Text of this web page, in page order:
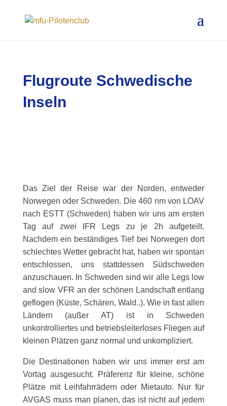
Flugroute Schwedische
Inseln
Das Ziel der Reise war der Norden, entweder
Norwegen oder Schweden. Die 460 nm von LOAV
nach ESTT (Schweden) haben wir uns am ersten
Tag auf zwei IFR Legs zu je 2h aufgeteilt.
Nachdem ein beständiges Tief bei Norwegen dort
schlechtes Wetter gebracht hat, haben wir spontan
entschlossen, uns stattdessen Südschweden
anzuschauen. In Schweden sind wir alle Legs low
and slow VFR an der schönen Landschaft entlang
geflogen (Küste, Schären, Wald..). Wie in fast allen
Ländern (außer AT) ist in Schweden
unkontrolliertes und betriebsleiterloses Fliegen auf
kleinen Plätzen ganz normal und unkompliziert.
Die Destinationen haben wir uns immer erst am
Vortag ausgesucht. Präferenz für kleine, schöne
Plätze mit Leihfahrrädern oder Mietauto. Nur für
AVGAS muss man planen, das ist nicht auf jedem